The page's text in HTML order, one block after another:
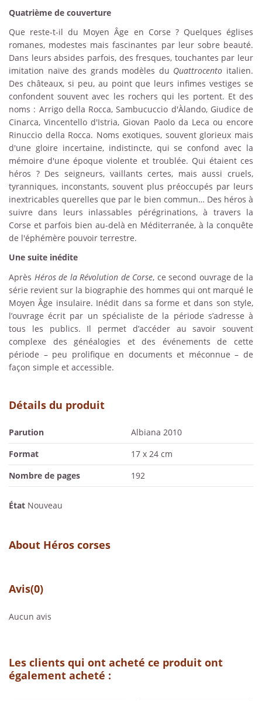
Quatrième de couverture
Que reste-t-il du Moyen Âge en Corse ? Quelques églises
romanes, modestes mais fascinantes par leur sobre beauté.
Dans leurs absides parfois, des fresques, touchantes par leur
imitation naïve des grands modèles du Quattrocento italien.
Des châteaux, si peu, au point que leurs infimes vestiges se
confondent souvent avec les rochers qui les portent. Et des
noms : Arrigo della Rocca, Sambucuccio d'Àlando, Giudice de
Cinarca, Vincentello d'Istria, Giovan Paolo da Leca ou encore
Rinuccio della Rocca. Noms exotiques, souvent glorieux mais
d'une gloire incertaine, indistincte, qui se confond avec la
mémoire d'une époque violente et troublée. Qui étaient ces
héros ? Des seigneurs, vaillants certes, mais aussi cruels,
tyranniques, inconstants, souvent plus préoccupés par leurs
inextricables querelles que par le bien commun… Des héros à
suivre dans leurs inlassables pérégrinations, à travers la
Corse et parfois bien au-delà en Méditerranée, à la conquête
de l'éphémère pouvoir terrestre.
Une suite inédite
Après Héros de la Révolution de Corse, ce second ouvrage de la
série revient sur la biographie des hommes qui ont marqué le
Moyen Âge insulaire. Inédit dans sa forme et dans son style,
l’ouvrage écrit par un spécialiste de la période s’adresse à
tous les publics. Il permet d’accéder au savoir souvent
complexe des généalogies et des événements de cette
période – peu prolifique en documents et méconnue – de
façon simple et accessible.
Détails du produit
Parution
Albiana 2010
Format
17 x 24 cm
Nombre de pages
192
État Nouveau
About Héros corses
Avis(0)
Aucun avis
Les clients qui ont acheté ce produit ont
également acheté :